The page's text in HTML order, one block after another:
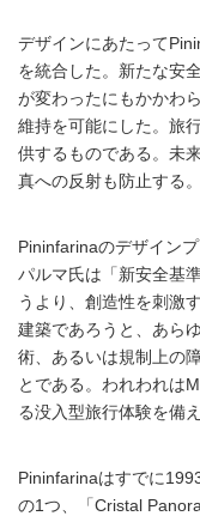
デザインにあたって
を統合した。新たな安
が変わったにもかかわ
維持を可能にした。旅
供するものである。未
真への反射も防止する。
Pininfarinaのデザイン
パルマ氏は「新安全基
うより、創造性を刺激
建築であろうと、あら
術、あるいは規制上の
とである。われわれは
る没入型旅行体験を備
Pininfarinaはすでに
の1つ、「Cristal